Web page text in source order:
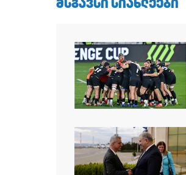
ᲛᲡᲒᲐᲕᲡᲘ ᲡᲘᲐᲮᲚᲔᲔᲑᲘ